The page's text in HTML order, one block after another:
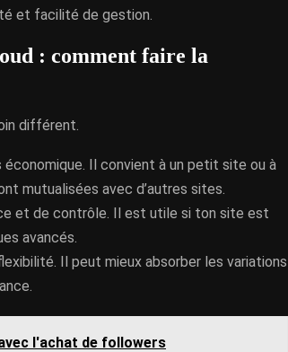
et facilité de gestion.
: comment faire la
différent.
Il convient à un petit site ou à
mutualisées avec d’autres sites.
et de contrôle. Il est utile si ton site est
avancés.
Il peut mieux absorber les variations
l'achat de followers